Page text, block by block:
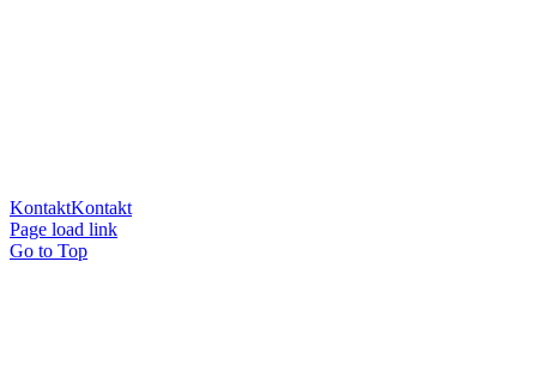
KontaktKontakt
Page load link
Go to Top